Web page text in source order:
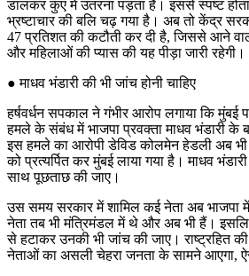
डालकर कुएं में उतरना पड़ता है। इससे स्पष्ट
भ्रष्टाचार की बलि चढ़ गया है। अब तो केंद्र
47 प्रतिशत की कटौती कर दी है, जिससे आने वाले
और महिलाओं की प्यास की यह पीड़ा जारी रहेगी।
● माधव भंडारी की भी जांच होनी चाहिए
हर्षवर्धन सपकाल ने गंभीर आरोप लगाया कि
हमले के संबंध में भाजपा प्रवक्ता माधव भंडारी के
इस हमले का आरोपी डेविड कोलमेन हेडली अब भी
को प्रत्यर्पित कर मुंबई लाया गया है। माधव
साथ पूछताछ की जाए।
उस समय सरकार में शामिल कई नेता अब भाजपा
नेता तब भी मंत्रिमंडल में थे और अब भी हैं।
से हटाकर उनकी भी जांच की जाए। राष्ट्रहित
नेताओं का असली चेहरा जनता के सामने आएगा,